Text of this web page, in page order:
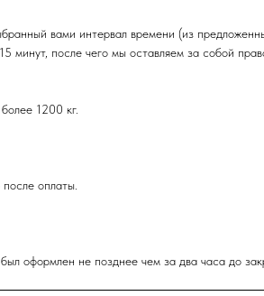
вами интервал времени (из
минут, после чего мы оставляем за собой
1200 кг.
после оплаты.
оформлен не позднее чем за два часа до